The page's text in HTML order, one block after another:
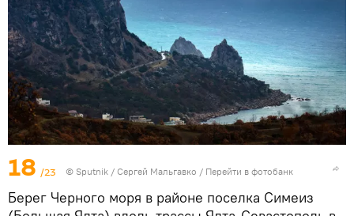
18 /23 © Sputnik / Сергей Мальгавко / Перейти в фотобанк
Берег Черного моря в районе поселка Симеиз